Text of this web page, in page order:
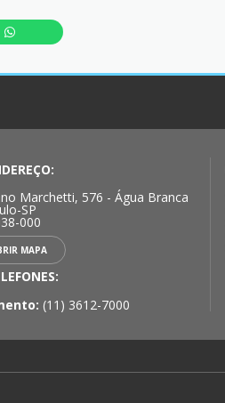
Marchetti, 576 - Água Branca
SP
000
MAPA
(11) 3612-7000